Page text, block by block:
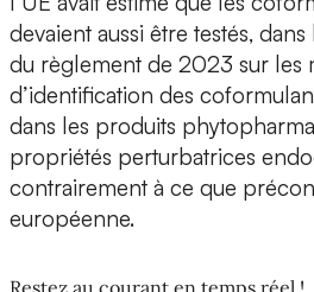
devaient aussi être testés,
du règlement de 2023 sur les
d’identification des
dans les produits
propriétés perturbatrices
contrairement à ce que
européenne.